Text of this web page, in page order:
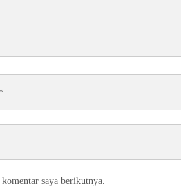
saya berikutnya.